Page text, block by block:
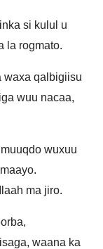
si kulul u
la rogmato.
waxa qalbigiisu
wuu nacaa,
wuxuu
ma jiro.
waana ka